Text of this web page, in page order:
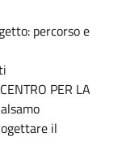
percorso e
PER LA
il